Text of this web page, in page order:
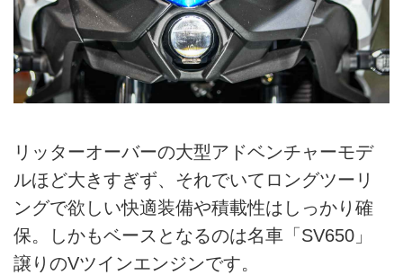
リッターオーバーの大型アドベンチャーモデ
ルほど大きすぎず、それでいてロングツーリ
ングで欲しい快適装備や積載性はしっかり確
保。しかもベースとなるのは名車「SV650」
譲りのVツインエンジンです。